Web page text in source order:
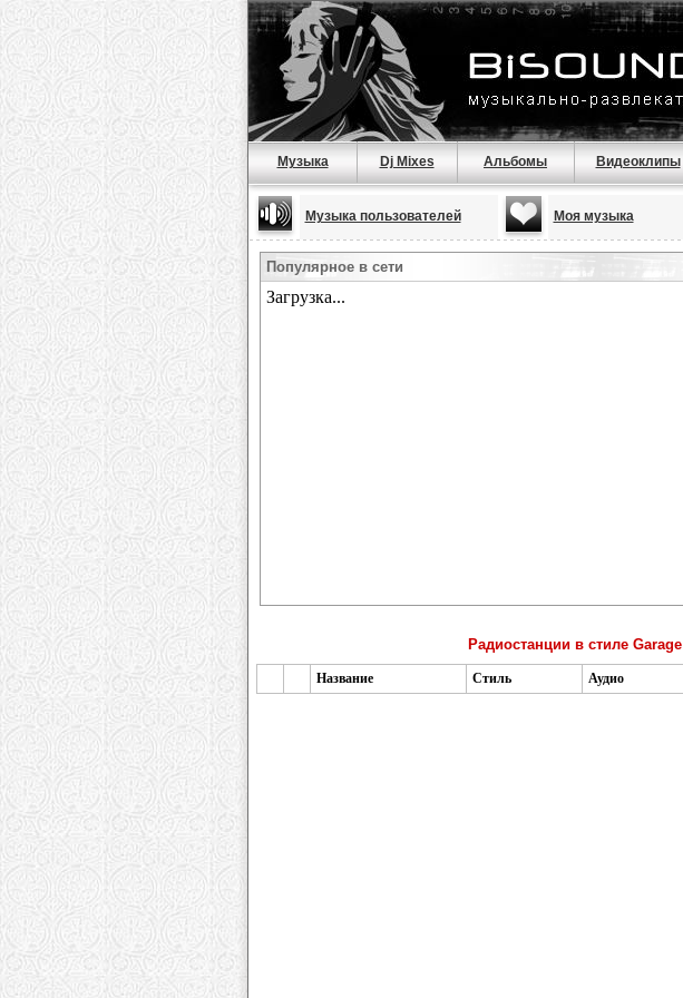
Музыка Dj Mixes Альбомы Видеоклипы
Музыка пользователей Моя музыка
Популярное в сети
Радиостанции в стиле Garage
Название Стиль Аудио